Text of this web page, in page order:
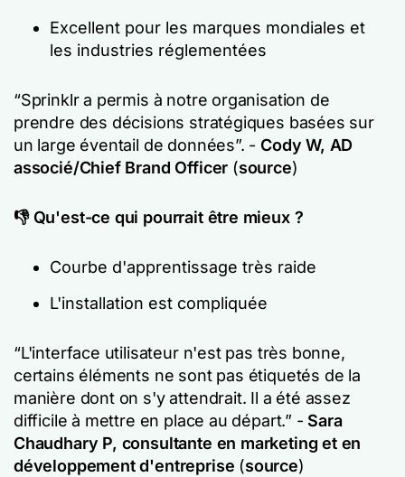
Excellent pour les marques mondiales et
les industries réglementées
“Sprinklr a permis à notre organisation de
prendre des décisions stratégiques basées sur
un large éventail de données”. - Cody W, AD
associé/Chief Brand Officer (source)
👎 Qu'est-ce qui pourrait être mieux ?
Courbe d'apprentissage très raide
L'installation est compliquée
“L'interface utilisateur n'est pas très bonne,
certains éléments ne sont pas étiquetés de la
manière dont on s'y attendrait. Il a été assez
difficile à mettre en place au départ.” - Sara
Chaudhary P, consultante en marketing et en
développement d'entreprise (source)